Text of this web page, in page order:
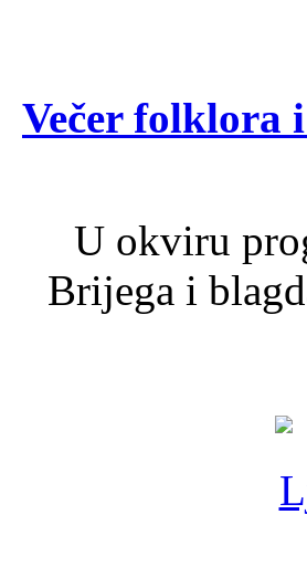
Večer folklora
U okviru
Brijega i